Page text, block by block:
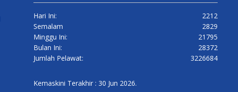
Hari Ini:
2212
Semalam
2829
Minggu Ini:
21795
Bulan Ini:
28372
Jumlah Pelawat:
3226684
Kemaskini Terakhir : 30 Jun 2026.